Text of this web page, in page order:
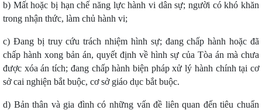
b) Mất hoặc bị hạn chế năng lực hành vi dân sự; người có khó khăn
trong nhận thức, làm chủ hành vi;
c) Đang bị truy cứu trách nhiệm hình sự; đang chấp hành hoặc đã
chấp hành xong bản án, quyết định về hình sự của Tòa án mà chưa
được xóa án tích; đang chấp hành biện pháp xử lý hành chính tại cơ
sở cai nghiện bắt buộc, cơ sở giáo dục bắt buộc.
d) Bản thân và gia đình có những vấn đề liên quan đến tiêu chuẩn